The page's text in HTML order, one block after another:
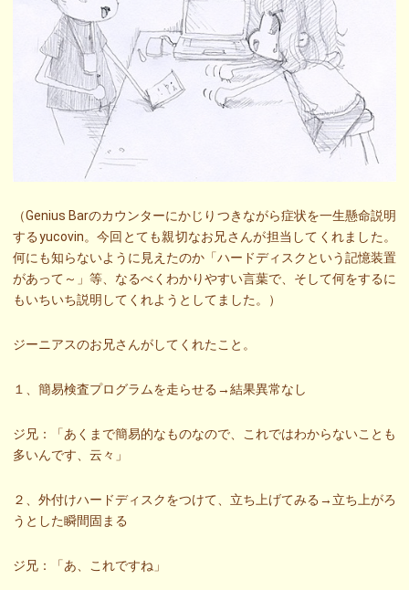
（Genius Barのカウンターにかじりつきながら症状を一生懸命説明
するyucovin。今回とても親切なお兄さんが担当してくれました。
何にも知らないように見えたのか「ハードディスクという記憶装置
があって～」等、なるべくわかりやすい言葉で、そして何をするに
もいちいち説明してくれようとしてました。）
ジーニアスのお兄さんがしてくれたこと。
１、簡易検査プログラムを走らせる→結果異常なし
ジ兄：「あくまで簡易的なものなので、これではわからないことも
多いんです、云々」
２、外付けハードディスクをつけて、立ち上げてみる→立ち上がろ
うとした瞬間固まる
ジ兄：「あ、これですね」